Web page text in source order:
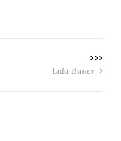
>>>
Lula Bauer